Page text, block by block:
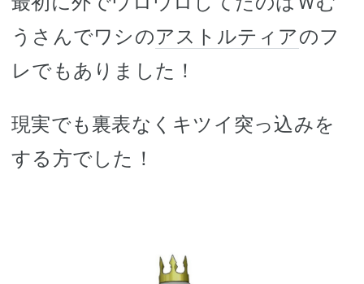
うさんでワシのアストルティアのフ
レでもありました！
現実でも裏表なくキツイ突っ込みを
する方でした！